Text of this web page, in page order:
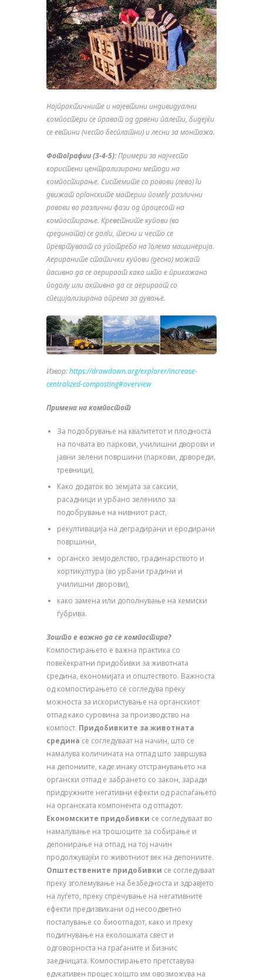
Најпрактичните и најевтини индивидуални
компостерисе праватод дрвени палети, бидејќи
се евтини(често бесплатни) и лесни за монтажа.
Фотографии (3-4-5):Примери за најчесто
користени централизирани методи на
компостирање. Системите со ровови (лево) ги
движат органските материи помеѓу различни
ровови во различни фази од процесот на
компостирање. Креветните купови (во
средината) се долги, теснии често се
превртуваат со употреба на голема машинерија.
Аерираните статички купови (десно) можат
пасивно да се аерираат како што е прикажано
подолу или активно да се аерираат со
специјализирана опрема за дување.
Извор:https://drawdown.org/explorer/increase-
centralized-composting#overview
Примена на компостот
За подобрување на квалитетот и плодноста
на почвата во паркови, училишни дворови и
јавни зелени површини (паркови, дрвореди,
тревници),
Како додаток во земјата за саксии,
расадници и урбано зеленило за
подобрување на нивниот раст,
рекултивација на деградирани и еродирани
површини,
органско земјоделство, градинарството и
хортикултура (во урбани градини и
училишни дворови),
како замена или дополнување на хемиски
ѓубрива.
Зошто е важно да се компостира?
Компостирањето е важна практика со
повеќекратни придобивки за животната
средина, економијата и општеството. Важноста
од компостирањето се согледува преку
можноста за искористување на органскиот
отпад како суровина за производство на
компост. Придобивките за животната
средина се согледуваат на начин, што се
намалува количината на отпад што завршува
на депониите, каде инаку отстранувањето на
органски отпад е забрането со закон, заради
придружните негативни ефекти од распаѓањето
на органската компонента од отпадот.
Економските придобивки се согледуваат во
намалување на трошоците за собирање и
депонирање на отпад, на тој начин
продолжувајќи го животниот век на депониите.
Општествените придобивки се согледуваат
преку зголемување на безбедноста и здравјето
на луѓето, преку спречување на негативните
ефекти предизвикани од несоодветно
постапување со биоотпадот, како и преку
подигнување на еколошката свест и
одговорноста на граѓаните и бизнис
заедницата. Компостирањето претставува
едукативен процес којшто им овозможува на